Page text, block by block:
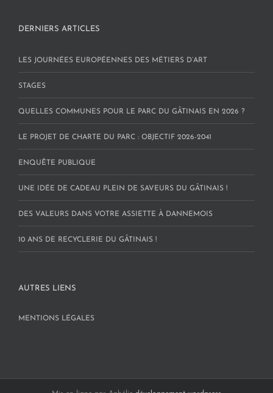
DERNIERS ARTICLES
LES JOURNÉES EUROPÉENNES DES MÉTIERS D’ART
STAGES
QUELLES COMMUNES POUR LE PARC DU GÂTINAIS EN 2026 ?
LE PROJET DE CHARTE DU PARC : OBJECTIF 2026-2041
ENQUÊTE PUBLIQUE
UNE IDÉE DE CADEAU PLEIN DE SAVEURS DU GÂTINAIS !
DES VALEURS DANS VOTRE ASSIETTE À DANNEMOIS
10 ANS DE RECYCLERIE DU GÂTINAIS !
AUTRES LIENS
MENTIONS LÉGALES